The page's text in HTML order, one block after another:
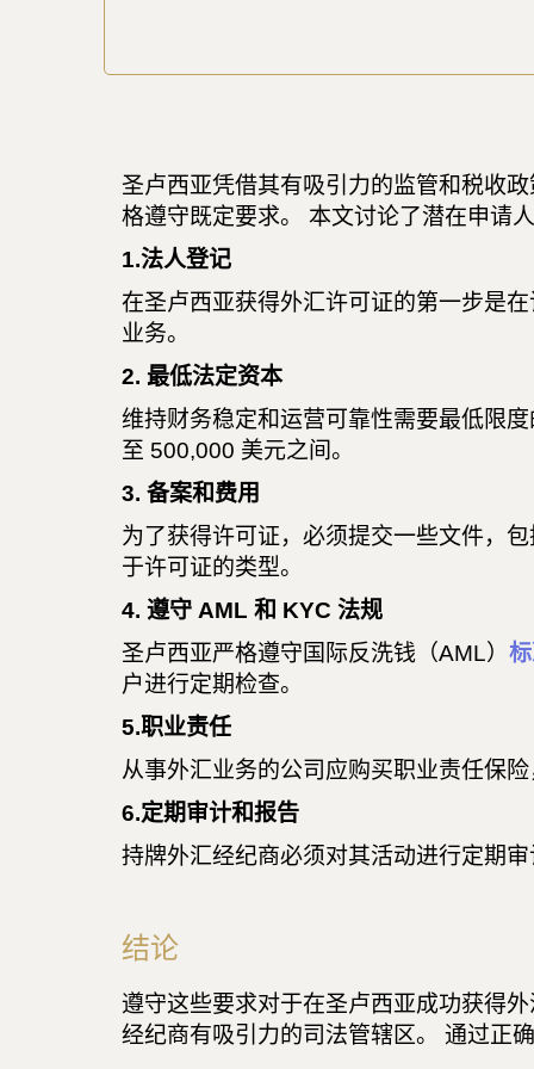
圣卢西亚凭借其有吸引力的监管和税收
格遵守既定要求。 本文讨论了潜在申请
1.法人登记
在圣卢西亚获得外汇许可证的第一步是
业务。
2. 最低法定资本
维持财务稳定和运营可靠性需要最低限
至 500,000 美元之间。
3. 备案和费用
为了获得许可证，必须提交一些文件，
于许可证的类型。
4. 遵守 AML 和 KYC 法规
圣卢西亚严格遵守国际反洗钱（AML）
户进行定期检查。
5.职业责任
从事外汇业务的公司应购买职业责任保
6.定期审计和报告
持牌外汇经纪商必须对其活动进行定期
结论
遵守这些要求对于在圣卢西亚成功获得
经纪商有吸引力的司法管辖区。 通过正